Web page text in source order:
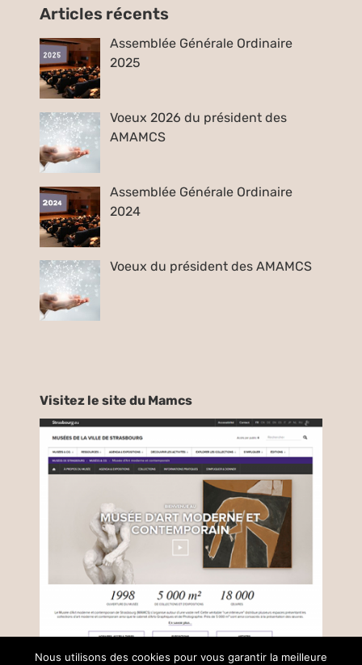
Articles récents
Assemblée Générale Ordinaire
2025
Voeux 2026 du président des
AMAMCS
Assemblée Générale Ordinaire
2024
Voeux du président des AMAMCS
Visitez le site du Mamcs
Nous utilisons des cookies pour vous garantir la meilleure